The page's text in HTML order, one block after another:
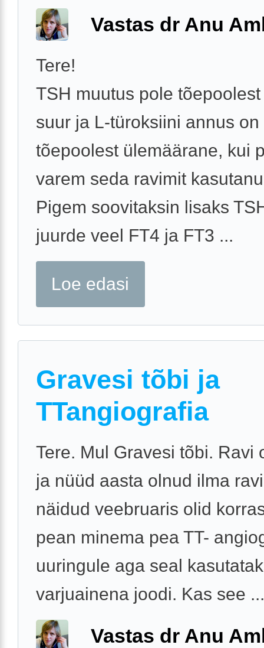
Vastas dr Anu
Tere!
TSH muutus pole
suur ja L-türoksiini annus on
tõepoolest ülemäärane, kui
varem seda ravimit
Pigem soovitaksin lisaks
juurde veel FT4 ja FT3 ...
Loe edasi
Gravesi tõbi ja
TTangiografia
Tere. Mul Gravesi tõbi. Ravi
ja nüüd aasta olnud ilma
näidud veebruaris olid
pean minema pea TT-
uuringule aga seal
varjuainena joodi. Kas see ...
Vastas dr Anu